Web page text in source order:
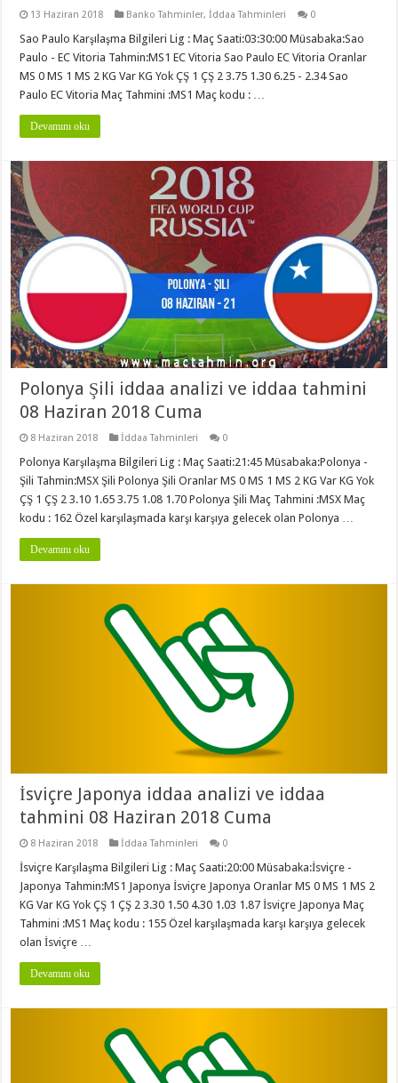
13 Haziran 2018 Banko Tahminler,İddaa Tahminleri 0
Sao Paulo Karşılaşma Bilgileri Lig : Maç Saati:03:30:00 Müsabaka:Sao
Paulo - EC Vitoria Tahmin:MS1 EC Vitoria Sao Paulo EC Vitoria Oranlar
MS 0 MS 1 MS 2 KG Var KG Yok ÇŞ 1 ÇŞ 2 3.75 1.30 6.25 - 2.34 Sao
Paulo EC Vitoria Maç Tahmini :MS1 Maç kodu : …
Devamını oku
Polonya Şili iddaa analizi ve iddaa tahmini
08 Haziran 2018 Cuma
8 Haziran 2018 İddaa Tahminleri 0
Polonya Karşılaşma Bilgileri Lig : Maç Saati:21:45 Müsabaka:Polonya -
Şili Tahmin:MSX Şili Polonya Şili Oranlar MS 0 MS 1 MS 2 KG Var KG Yok
ÇŞ 1 ÇŞ 2 3.10 1.65 3.75 1.08 1.70 Polonya Şili Maç Tahmini :MSX Maç
kodu : 162 Özel karşılaşmada karşı karşıya gelecek olan Polonya …
Devamını oku
İsviçre Japonya iddaa analizi ve iddaa
tahmini 08 Haziran 2018 Cuma
8 Haziran 2018 İddaa Tahminleri 0
İsviçre Karşılaşma Bilgileri Lig : Maç Saati:20:00 Müsabaka:İsviçre -
Japonya Tahmin:MS1 Japonya İsviçre Japonya Oranlar MS 0 MS 1 MS 2
KG Var KG Yok ÇŞ 1 ÇŞ 2 3.30 1.50 4.30 1.03 1.87 İsviçre Japonya Maç
Tahmini :MS1 Maç kodu : 155 Özel karşılaşmada karşı karşıya gelecek
olan İsviçre …
Devamını oku